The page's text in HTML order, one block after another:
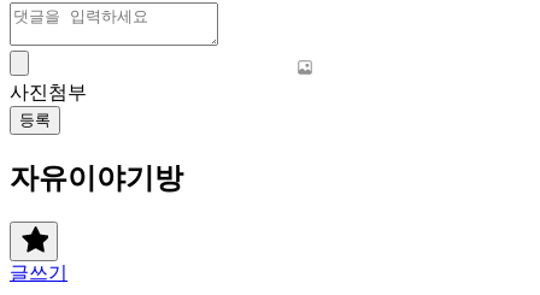
사진첨부
등록
자유이야기방
글쓰기